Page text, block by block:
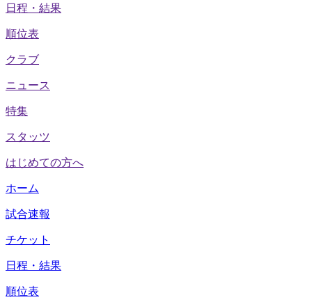
日程・結果
順位表
クラブ
ニュース
特集
スタッツ
はじめての方へ
ホーム
試合速報
チケット
日程・結果
順位表